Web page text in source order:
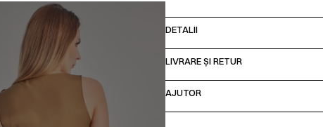
DETALII
LIVRARE ȘI RETUR
AJUTOR